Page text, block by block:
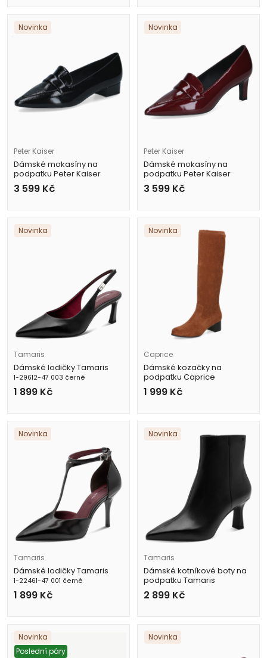
Novinka
Peter Kaiser
Dámské mokasíny na
podpatku Peter Kaiser
9-72243-47 017 černé
3 599 Kč
Novinka
Peter Kaiser
Dámské mokasíny na
podpatku Peter Kaiser
9-72405-47 503 vínové
3 599 Kč
Novinka
Tamaris
Dámské lodičky Tamaris
1-29612-47 003 černé
1 899 Kč
Novinka
Caprice
Dámské kozačky na
podpatku Caprice
9-25507-47 385 hnědé
1 999 Kč
Novinka
Tamaris
Dámské lodičky Tamaris
1-22461-47 001 černé
1 899 Kč
Novinka
Tamaris
Dámské kotníkové boty na
podpatku Tamaris
1-25358-45 003 černé
2 899 Kč
Novinka
Poslední páry
Novinka